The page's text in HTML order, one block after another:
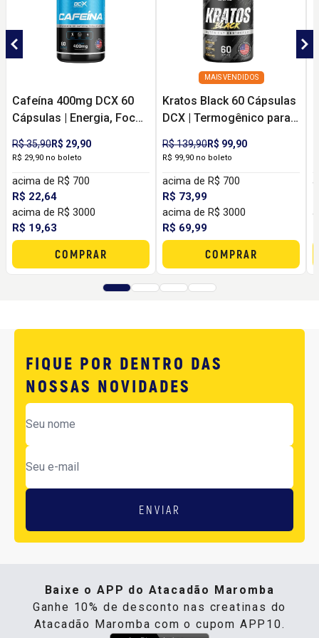
Cafeína 400mg DCX 60
Cápsulas | Energia, Foco
Treinos e Rotina
R$ 35,90R$ 29,90
R$ 29,90 no boleto
acima de R$ 700
R$ 22,64
acima de R$ 3000
R$ 19,63
COMPRAR
MAIS VENDIDOS
Kratos Black 60 Cápsulas
DCX | Termogênico para
Treinos
R$ 139,90R$ 99,90
R$ 99,90 no boleto
acima de R$ 700
R$ 73,99
acima de R$ 3000
R$ 69,99
COMPRAR
FIQUE POR DENTRO DAS
NOSSAS NOVIDADES
ENVIAR
Baixe o APP do Atacadão Maromba
Ganhe 10% de desconto nas creatinas do
Atacadão Maromba com o cupom APP10.